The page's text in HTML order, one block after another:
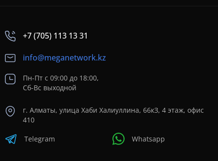
+7 (705) 113 13 31
info@meganetwork.kz
Пн-Пт с 09:00 до 18:00,
Сб-Вс выходной
г. Алматы, улица Хаби Халиуллина, 66кЗ, 4 этаж, офис
410
Telegram Whatsapp